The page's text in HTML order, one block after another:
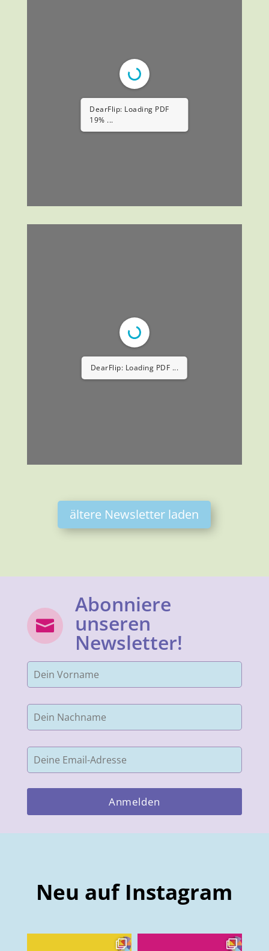
DearFlip: Loading PDF
19% ...
DearFlip: Loading PDF ...
ältere Newsletter laden

Abonniere
unseren
Newsletter!
Please leave this field empty.
Neu auf Instagram